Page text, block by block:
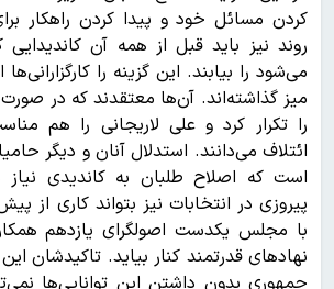
کردن مسائل خود و پیدا کردن راهکار
روند نیز باید قبل از همه آن
می‌شود را بیابند. این گزینه را
را تکرار کرد و علی لاریجانی را هم
ائتلاف می‌دانند. استدلال آنان و دیگر
است که اصلاح طلبان به کاندیدی
پیروزی در انتخابات نیز بتواند کاری از
با مجلس یکدست اصولگرای یازدهم
نهاد‌های قدرتمند کنار بیاید. تاکیدشان
جمهوری بدون داشتن این توانایی‌ها